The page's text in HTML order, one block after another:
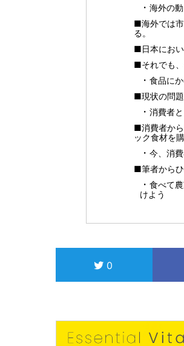
海外の動
■海外では
る。
■日本にお
■それでも
食品に
■現状の問題
消費者
■消費者か
ック食材を
今、消
■筆者から
食べて
けよう
0